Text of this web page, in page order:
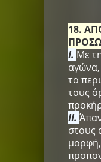
18.
I. Με
το
τους
II.
στους